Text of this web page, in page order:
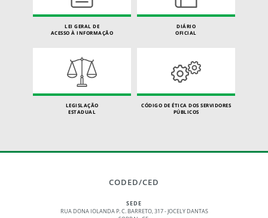
LEI GERAL DE
ACESSO À INFORMAÇÃO
DIÁRIO
OFICIAL
LEGISLAÇÃO
ESTADUAL
CÓDIGO DE ÉTICA DOS SERVIDORES
PÚBLICOS
CODED/CED
SEDE
RUA DONA IOLANDA P. C. BARRETO, 317 - JOCELY DANTAS